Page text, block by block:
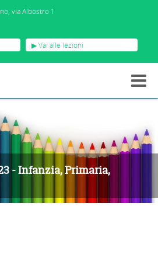
via Albostro 1
▶ Vai alle lezioni
2023 - INFANZIA, PRIMARIA, SECONDARIA
- Infanzia, Primaria,